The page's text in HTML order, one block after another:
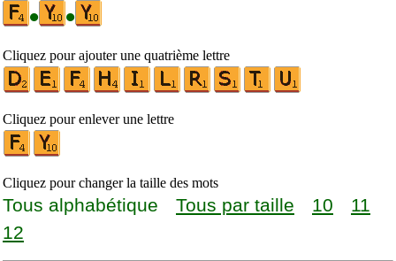
•
•
Cliquez pour ajouter une quatrième lettre
Cliquez pour enlever une lettre
Cliquez pour changer la taille des mots
Tous alphabétique Tous par taille 10
11
12